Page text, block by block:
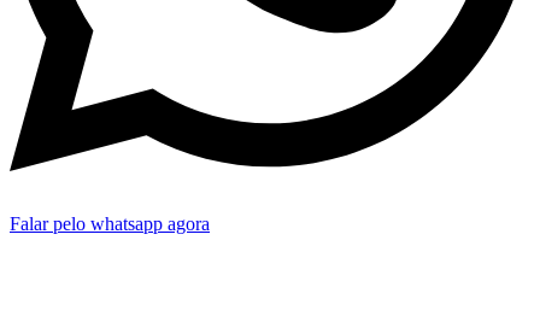
Falar pelo whatsapp agora